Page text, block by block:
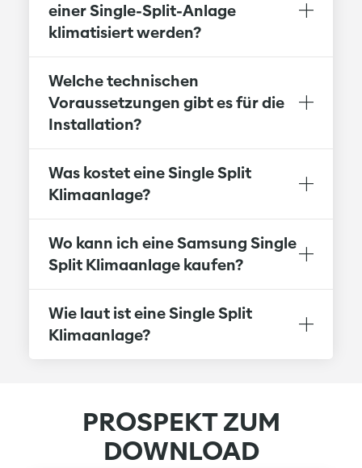
einer Single-Split-Anlage
klimatisiert werden?
Welche technischen
Voraussetzungen gibt es für die
Installation?
Was kostet eine Single Split
Klimaanlage?
Wo kann ich eine Samsung Single
Split Klimaanlage kaufen?
Wie laut ist eine Single Split
Klimaanlage?
PROSPEKT ZUM
DOWNLOAD